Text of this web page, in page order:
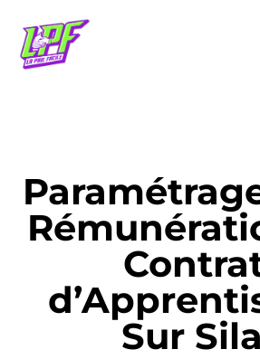
Sur